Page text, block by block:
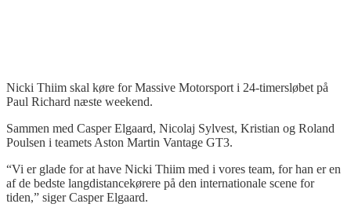
Nicki Thiim skal køre for Massive Motorsport i 24-timersløbet på
Paul Richard næste weekend.
Sammen med Casper Elgaard, Nicolaj Sylvest, Kristian og Roland
Poulsen i teamets Aston Martin Vantage GT3.
“Vi er glade for at have Nicki Thiim med i vores team, for han er en
af de bedste langdistancekørere på den internationale scene for
tiden,” siger Casper Elgaard.